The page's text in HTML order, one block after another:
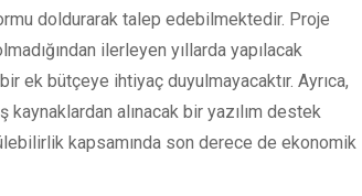
doldurarak talep edebilmektedir. Proje
ilerleyen yıllarda yapılacak
ek bütçeye ihtiyaç duyulmayacaktır. Ayrıca,
kaynaklardan alınacak bir yazılım destek
kapsamında son derece de ekonomik